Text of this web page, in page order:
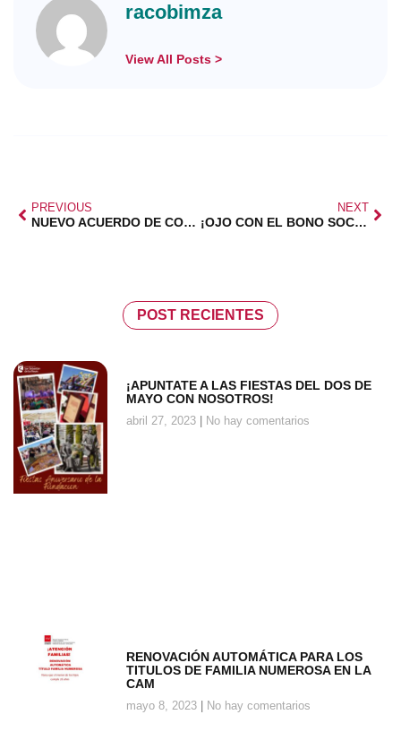
racobimza
View All Posts >
PREVIOUS
NUEVO ACUERDO DE COLABORACIÓN
NEXT
¡OJO CON EL BONO SOCIAL!
POST RECIENTES
¡APUNTATE A LAS FIESTAS DEL DOS DE
MAYO CON NOSOTROS!
abril 27, 2023 No hay comentarios
RENOVACIÓN AUTOMÁTICA PARA LOS
TITULOS DE FAMILIA NUMEROSA EN LA
CAM
mayo 8, 2023 No hay comentarios